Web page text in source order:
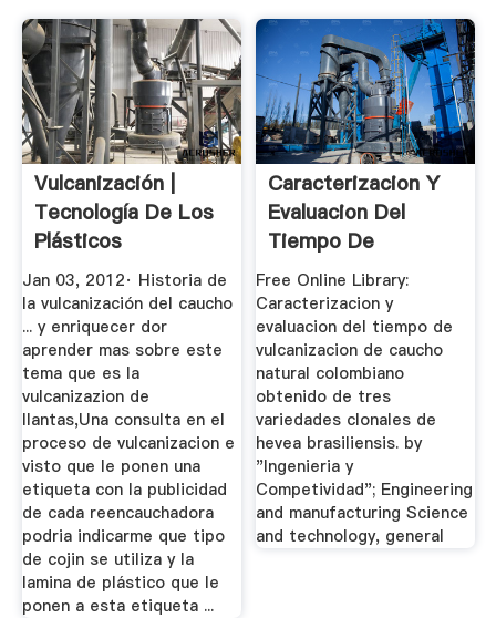
Vulcanización |
Tecnología De Los
Plásticos
Jan 03, 2012· Historia de
la vulcanización del caucho
... y enriquecer dor
aprender mas sobre este
tema que es la
vulcanizazion de
llantas,Una consulta en el
proceso de vulcanizacion e
visto que le ponen una
etiqueta con la publicidad
de cada reencauchadora
podria indicarme que tipo
de cojin se utiliza y la
lamina de plástico que le
ponen a esta etiqueta ...
Caracterizacion Y
Evaluacion Del
Tiempo De
Vulcanizacion ...
Free Online Library:
Caracterizacion y
evaluacion del tiempo de
vulcanizacion de caucho
natural colombiano
obtenido de tres
variedades clonales de
hevea brasiliensis. by
"Ingenieria y
Competividad"; Engineering
and manufacturing Science
and technology, general